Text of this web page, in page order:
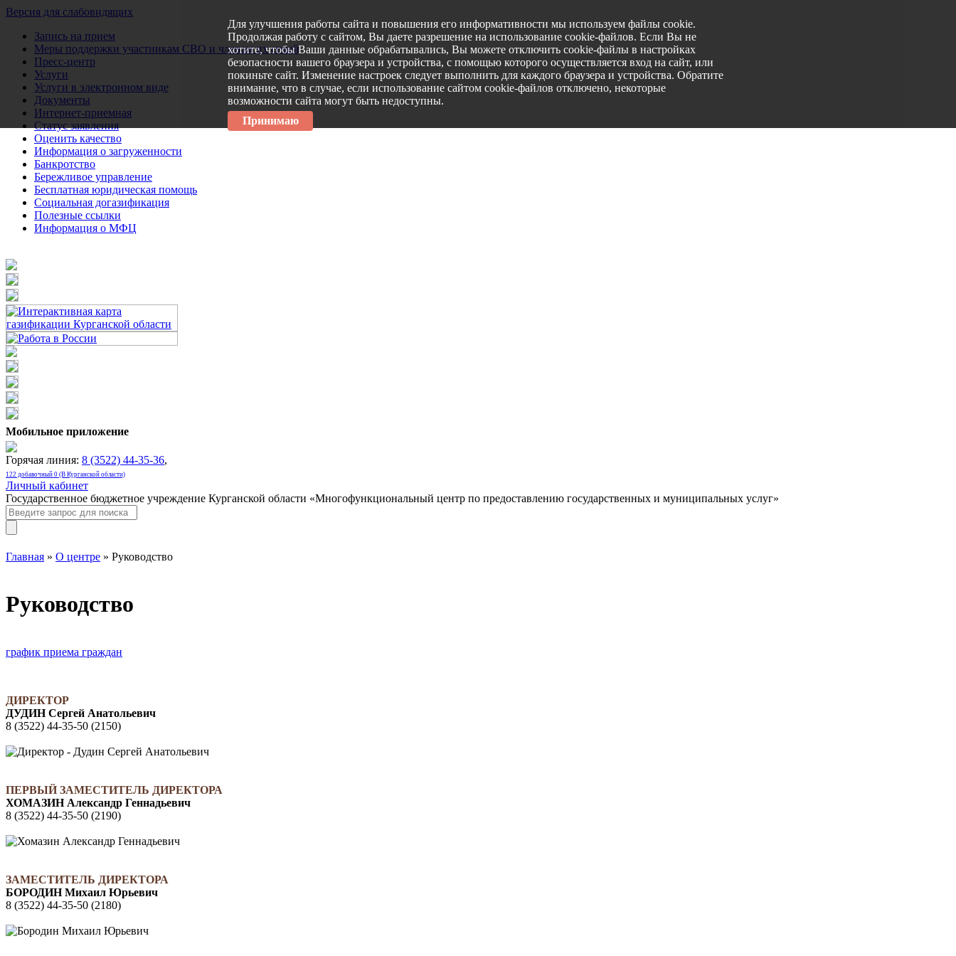
Версия для слабовидящих
Запись на прием
Меры поддержки участникам СВО и членам их семей
Пресс-центр
Услуги
Услуги в электронном виде
Документы
Интернет-приемная
Статус заявления
Оценить качество
Информация о загруженности
Банкротство
Бережливое управление
Бесплатная юридическая помощь
Социальная догазификация
Полезные ссылки
Информация о МФЦ
Мобильное приложение
Горячая линия: 8 (3522) 44-35-36,
122 добавочный 0 (В Курганской области)
Личный кабинет
Государственное бюджетное учреждение Курганской области «Многофункциональный центр по предоставлению государственных и муниципальных услуг»
Главная » О центре » Руководство
Руководство
график приема граждан
ДИРЕКТОР
ДУДИН Сергей Анатольевич
8 (3522) 44-35-50 (2150)
ПЕРВЫЙ ЗАМЕСТИТЕЛЬ ДИРЕКТОРА
ХОМАЗИН Александр Геннадьевич
8 (3522) 44-35-50 (2190)
ЗАМЕСТИТЕЛЬ ДИРЕКТОРА
БОРОДИН Михаил Юрьевич
8 (3522) 44-35-50 (2180)
Для улучшения работы сайта и повышения его информативности мы используем файлы cookie.
Продолжая работу с сайтом, Вы даете разрешение на использование cookie-файлов. Если Вы не
хотите, чтобы Ваши данные обрабатывались, Вы можете отключить cookie-файлы в настройках
безопасности вашего браузера и устройства, с помощью которого осуществляется вход на сайт, или
покиньте сайт. Изменение настроек следует выполнить для каждого браузера и устройства. Обратите
внимание, что в случае, если использование сайтом cookie-файлов отключено, некоторые
возможности сайта могут быть недоступны.
Принимаю